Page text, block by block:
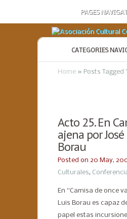
PAGES
CATEGORIES
Home » Posts Tagged "
Acto 25. En
ajena por
Borau
Posted on 20 May,
Culturales,
En “Camisa de once
Luis Borau es capaz
papel estas